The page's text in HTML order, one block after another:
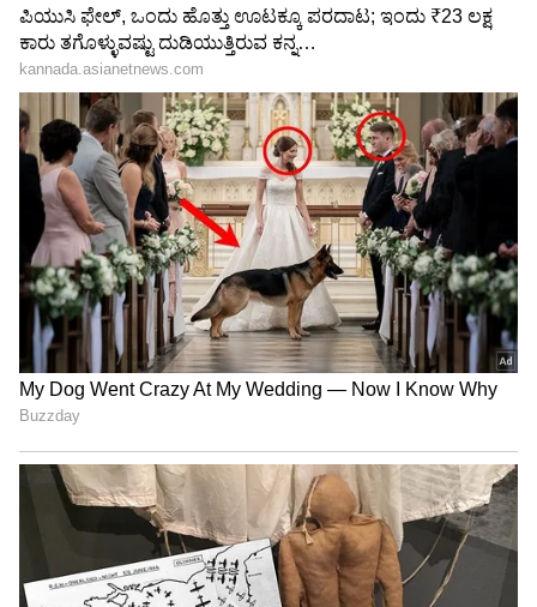
Image Credit :Asianet News
ಲವಲವಿಕೆಯ ಶಕ್ತಿ
ಪ್ರೇಕ್ಷಕರಲ್ಲಿ ಅತಿ ಹೆಚ್ಚು ಚರ್ಚೆಯಾಗುತ್ತಿರುವ ವಿಷಯವೆಂದರೆ
ದಿಯಾ ಪಾತ್ರಕ್ಕೆ ರಶ್ಮಿಕಾ ತಂದಿರುವ ಲವಲವಿಕೆಯ ಶಕ್ತಿ. ಅವರ
ಅಭಿನಯವನ್ನು ಅಭಿಮಾನಿಗಳು ರಿಫ್ರೆಶಿಂಗ್ ಮತ್ತು
ಹೃದಯಸ್ಪರ್ಶಿ ಎಂದು ಬಣ್ಣಿಸಿದ್ದಾರೆ. ಪಾತ್ರದ ಆಶಾವಾದವನ್ನು
ಅವರು ಸಹಜವಾಗಿ ಚಿತ್ರಿಸಿರುವುದು ಸೋಶಿಯಲ್ ಮೀಡಿಯಾ
ಬಳಕೆದಾರರಿಗೆ ಇಷ್ಟವಾಗಿದೆ.